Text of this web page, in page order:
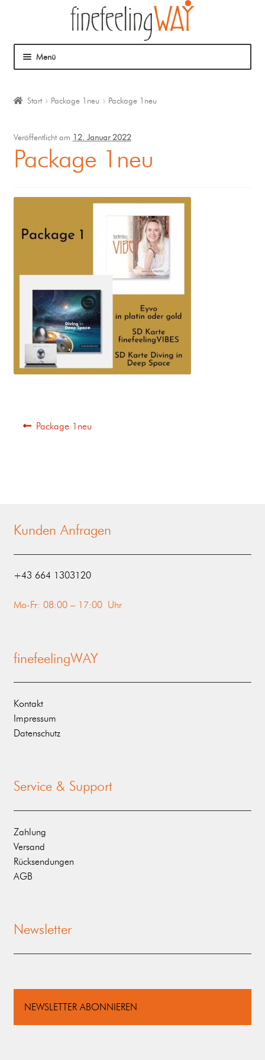
Menü
Coaching
Start Package 1neu Package 1neu
Veröffentlicht am 12. Januar 2022
Package 1neu
Package 1neu
Kunden Anfragen
‭+43 664 1303120‬
Mo-Fr: 08:00 – 17:00 Uhr
finefeelingWAY
Kontakt
Impressum
Datenschutz
Service & Support
Zahlung
Versand
Rücksendungen
AGB
Newsletter
NEWSLETTER ABONNIEREN